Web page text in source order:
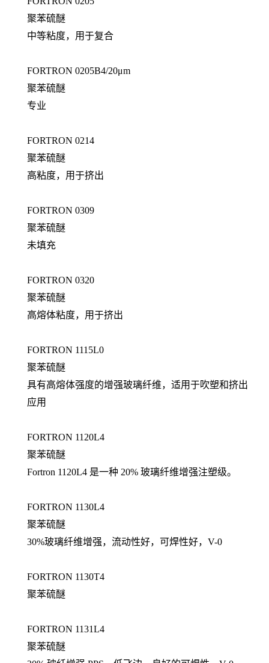
聚苯硫醚
中等粘度，用于复合
FORTRON 0205B4/20μm
聚苯硫醚
专业
FORTRON 0214
聚苯硫醚
高粘度，用于挤出
FORTRON 0309
聚苯硫醚
未填充
FORTRON 0320
聚苯硫醚
高熔体粘度，用于挤出
FORTRON 1115L0
聚苯硫醚
具有高熔体强度的增强玻璃纤维，适用于吹塑和挤出
应用
FORTRON 1120L4
聚苯硫醚
Fortron 1120L4 是一种 20% 玻璃纤维增强注塑级。
FORTRON 1130L4
聚苯硫醚
30%玻璃纤维增强，流动性好，可焊性好，V-0
FORTRON 1130T4
聚苯硫醚
FORTRON 1131L4
聚苯硫醚